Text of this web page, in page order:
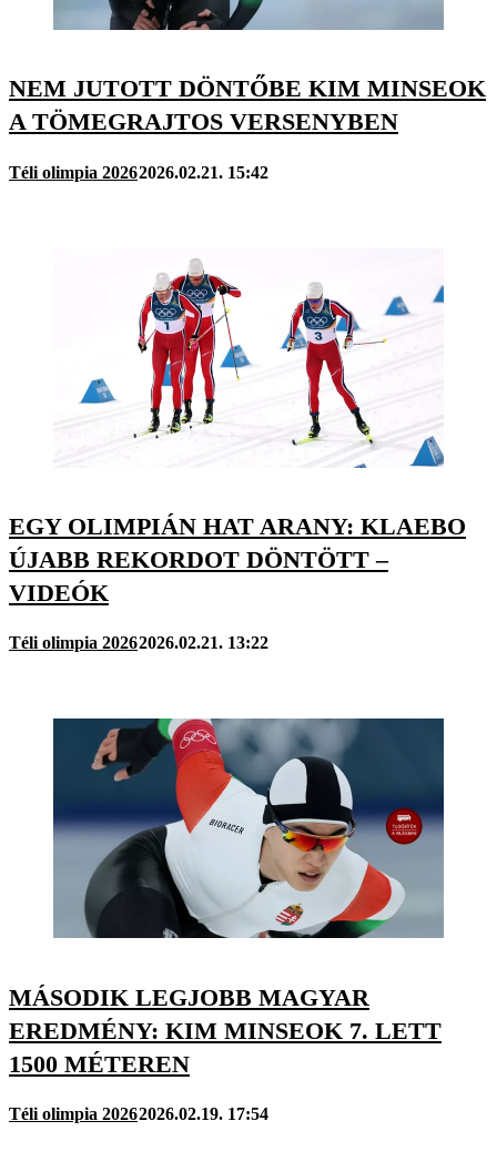
NEM JUTOTT DÖNTŐBE KIM MINSEOK
A TÖMEGRAJTOS VERSENYBEN
Téli olimpia 20262026.02.21. 15:42
EGY OLIMPIÁN HAT ARANY: KLAEBO
ÚJABB REKORDOT DÖNTÖTT –
VIDEÓK
Téli olimpia 20262026.02.21. 13:22
MÁSODIK LEGJOBB MAGYAR
EREDMÉNY: KIM MINSEOK 7. LETT
1500 MÉTEREN
Téli olimpia 20262026.02.19. 17:54